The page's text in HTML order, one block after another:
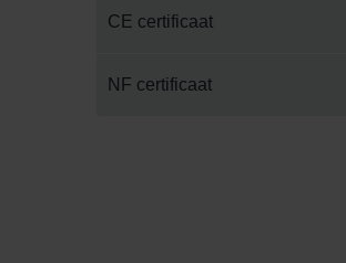
CE certificaat
NF certificaat